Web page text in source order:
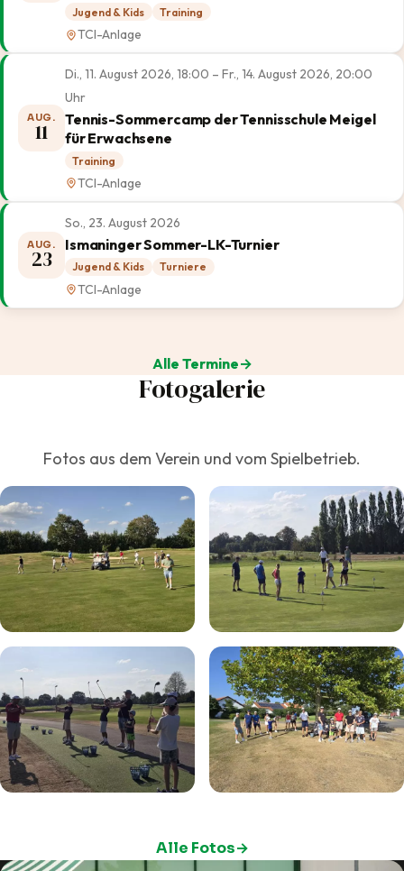
Jugend & Kids Training
TCI-Anlage
AUG.
11
Di., 11. August 2026, 18:00 – Fr., 14. August 2026, 20:00
Uhr
Tennis-Sommercamp der Tennisschule Meigel
für Erwachsene
Training
TCI-Anlage
AUG.
23
So., 23. August 2026
Ismaninger Sommer-LK-Turnier
Jugend & Kids Turniere
TCI-Anlage
Alle Termine
Fotogalerie
Fotos aus dem Verein und vom Spielbetrieb.
Alle Fotos